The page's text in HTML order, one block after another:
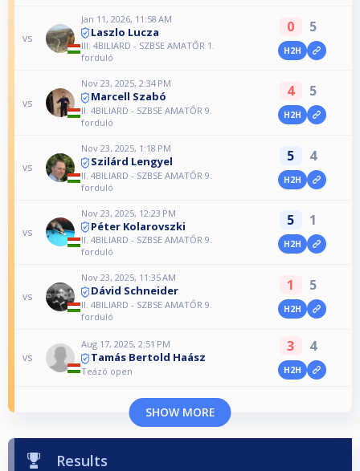
vs
Jan 11, 2026, 11:58 AM
Laszlo Lucza
III. 4BILIARD - SZBSE AMATŐR 1.
forduló
0 5
H2H
vs
Nov 23, 2025, 2:34 PM
Marcell Szabó
II. 4BILIARD - SZBSE AMATŐR 9.
forduló
4 5
H2H
vs
Nov 23, 2025, 1:18 PM
Szilárd Lengyel
II. 4BILIARD - SZBSE AMATŐR 9.
forduló
5 4
H2H
vs
Nov 23, 2025, 12:23 PM
Péter Kolarovszki
II. 4BILIARD - SZBSE AMATŐR 9.
forduló
5 1
H2H
vs
Nov 23, 2025, 11:35 AM
Dávid Schneider
II. 4BILIARD - SZBSE AMATŐR 9.
forduló
1 5
H2H
vs
Aug 17, 2025, 2:51 PM
Tamás Bertold Haász
Teázó open
3 4
H2H
SHOW MORE
Results